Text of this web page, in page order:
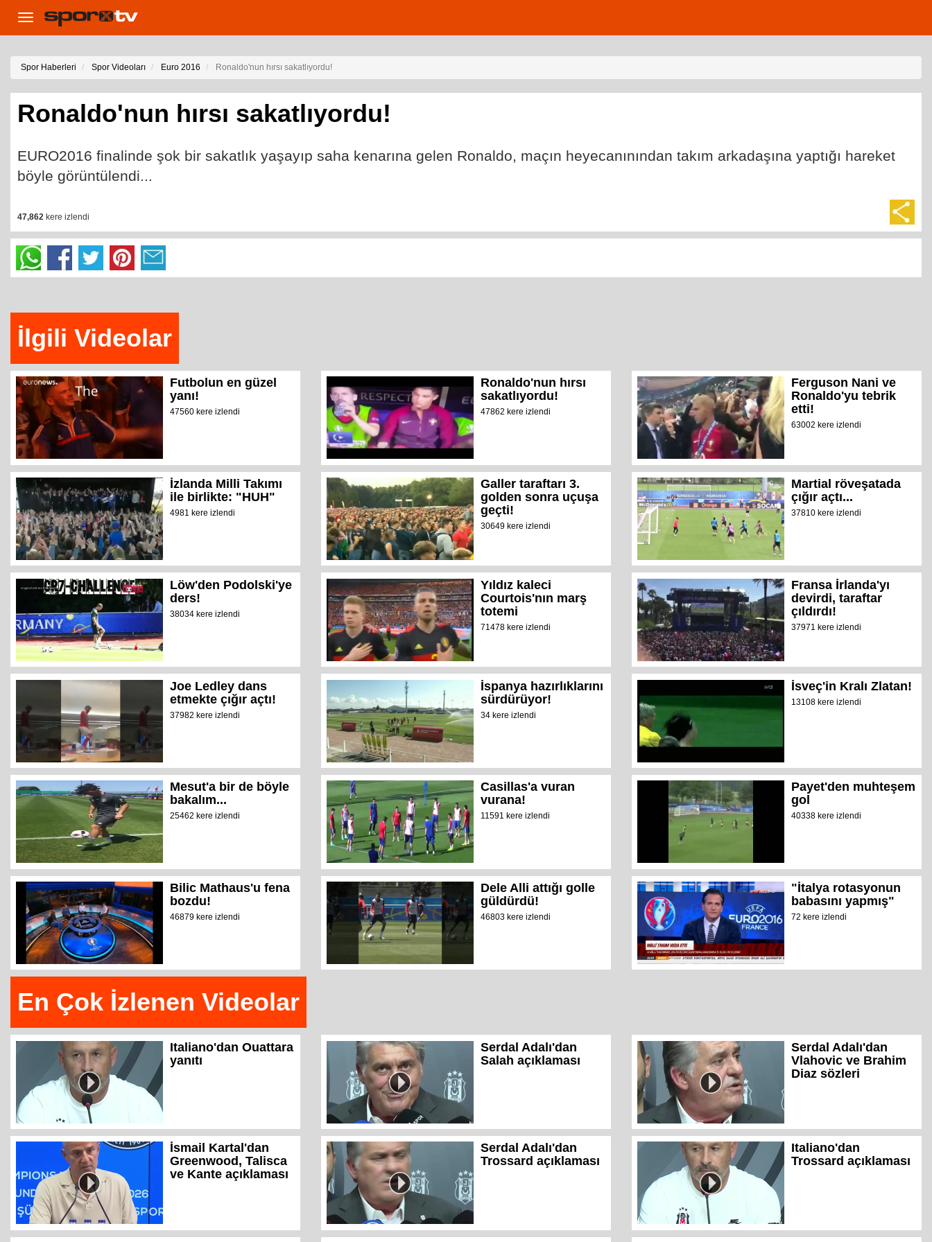
Toggle
navigation
Spor Haberleri Spor Videoları Euro 2016 Ronaldo'nun hırsı sakatlıyordu!
Ronaldo'nun hırsı sakatlıyordu!
EURO2016 finalinde şok bir sakatlık yaşayıp saha kenarına gelen Ronaldo, maçın heyecanınından takım arkadaşına yaptığı hareket
böyle görüntülendi...
47,862 kere izlendi
İlgili Videolar
Futbolun en güzel
yanı!
47560 kere izlendi
Ronaldo'nun hırsı
sakatlıyordu!
47862 kere izlendi
Ferguson Nani ve
Ronaldo'yu tebrik
etti!
63002 kere izlendi
İzlanda Milli Takımı
ile birlikte: "HUH"
4981 kere izlendi
Galler taraftarı 3.
golden sonra uçuşa
geçti!
30649 kere izlendi
Martial röveşatada
çığır açtı...
37810 kere izlendi
Löw'den Podolski'ye
ders!
38034 kere izlendi
Yıldız kaleci
Courtois'nın marş
totemi
71478 kere izlendi
Fransa İrlanda'yı
devirdi, taraftar
çıldırdı!
37971 kere izlendi
Joe Ledley dans
etmekte çığır açtı!
37982 kere izlendi
İspanya hazırlıklarını
sürdürüyor!
34 kere izlendi
İsveç'in Kralı Zlatan!
13108 kere izlendi
Mesut'a bir de böyle
bakalım...
25462 kere izlendi
Casillas'a vuran
vurana!
11591 kere izlendi
Payet'den muhteşem
gol
40338 kere izlendi
Bilic Mathaus'u fena
bozdu!
46879 kere izlendi
Dele Alli attığı golle
güldürdü!
46803 kere izlendi
"İtalya rotasyonun
babasını yapmış"
72 kere izlendi
En Çok İzlenen Videolar
Italiano'dan Ouattara
yanıtı
Serdal Adalı'dan
Salah açıklaması
Serdal Adalı'dan
Vlahovic ve Brahim
Diaz sözleri
İsmail Kartal'dan
Greenwood, Talisca
ve Kante açıklaması
Serdal Adalı'dan
Trossard açıklaması
Italiano'dan
Trossard açıklaması